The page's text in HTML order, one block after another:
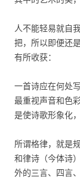
人不能轻易就自
把，所以即便还
有所收获：
一首诗应在何处
最重视声音和色
是使诗歌形象化
所谓格律，就是
和律诗（今体诗
外的三言、四言